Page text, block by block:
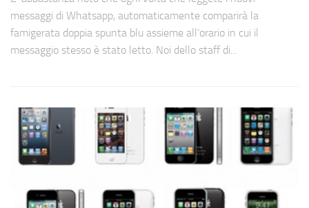
messaggi di Whatsapp, automaticamente comparirà la
famigerata doppia spunta blu assieme all’orario in cui il
messaggio stesso è stato letto. Noi dello staff di...